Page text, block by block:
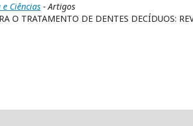
e Ciências - Artigos
O TRATAMENTO DE DENTES DECÍDUOS: